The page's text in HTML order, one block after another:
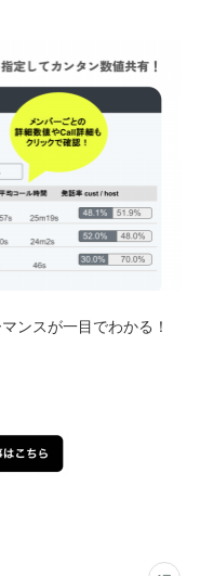
ンスが一目でわかる！